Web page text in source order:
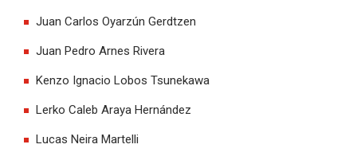
Juan Carlos Oyarzún Gerdtzen
Juan Pedro Arnes Rivera
Kenzo Ignacio Lobos Tsunekawa
Lerko Caleb Araya Hernández
Lucas Neira Martelli